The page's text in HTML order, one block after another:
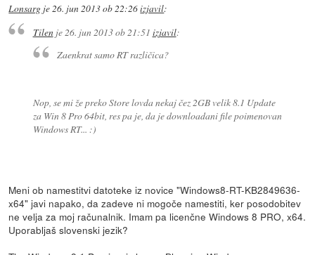
Lonsarg je26. jun 2013 ob 22:26izjavil:
Tilenje 26. jun 2013 ob 21:51 izjavil:
Zaenkrat samo RT različica?
Nop, se mi že preko Store lovda nekaj čez 2GB velik 8.1 Update
za Win 8 Pro 64bit, res pa je, da je downloadani file poimenovan
Windows RT... :)
Meni ob namestitvi datoteke iz novice "Windows8-RT-KB2849636-
x64" javi napako, da zadeve ni mogoče namestiti, ker posodobitev
ne velja za moj računalnik. Imam pa licenčne Windows 8 PRO, x64.
Uporabljaš slovenski jezik?